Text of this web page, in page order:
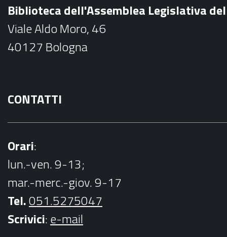
o
k
Biblioteca dell'Assemblea Legislativa
Viale Aldo Moro, 46
40127 Bologna
CONTATTI
Orari:
lun.-ven. 9-13;
mar.-merc.-giov. 9-17
Tel.051.5275047
Scrivici:e-mail